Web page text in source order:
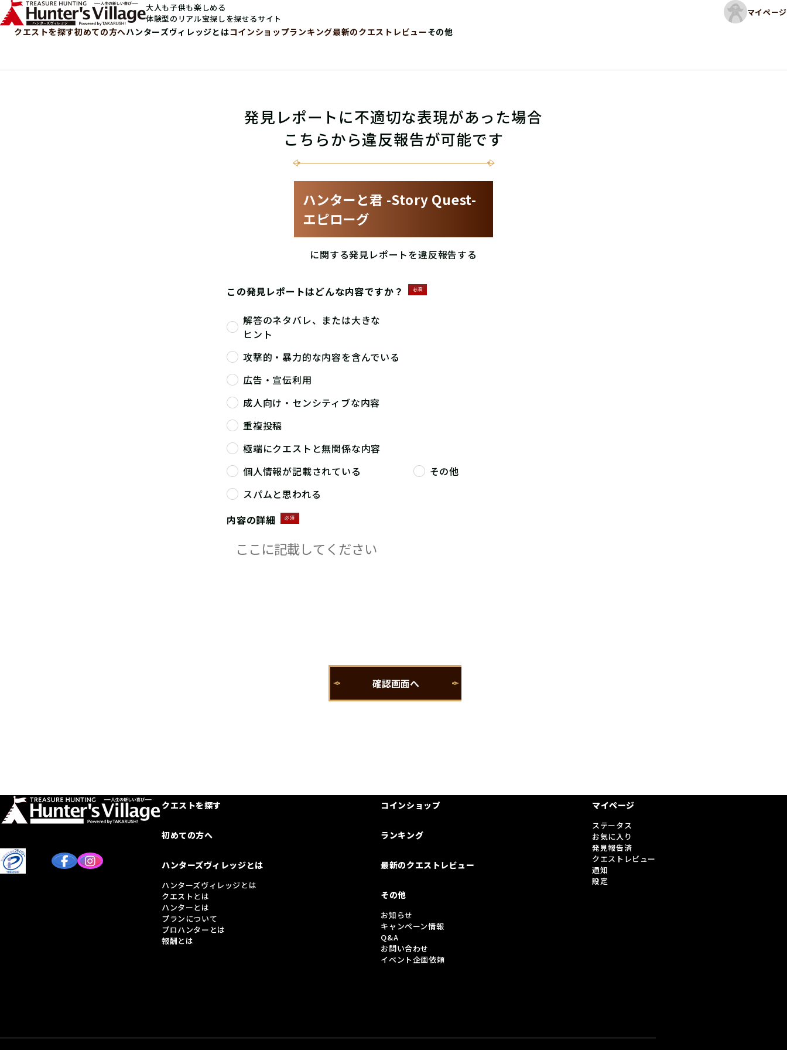
大人も子供も楽しめる
体験型のリアル宝探しを探せるサイト
マイページ
クエストを探す初めての方へハンターズヴィレッジとはコインショップランキング最新のクエストレビューその他
発見レポートに不適切な表現があった場合
こちらから違反報告が可能です
ハンターと君 -Story Quest-
エピローグ
に関する発見レポートを違反報告する
この発見レポートはどんな内容ですか？ 必須
解答のネタバレ、または大きな
ヒント
攻撃的・暴力的な内容を含んでいる
広告・宣伝利用
成人向け・センシティブな内容
重複投稿
極端にクエストと無関係な内容
個人情報が記載されている
その他
スパムと思われる
内容の詳細
必須
クエストを探す
初めての方へ
ハンターズヴィレッジとは
ハンターズヴィレッジとは
クエストとは
ハンターとは
プランについて
プロハンターとは
報酬とは
コインショップ
ランキング
最新のクエストレビュー
その他
お知らせ
キャンペーン情報
Q&A
お問い合わせ
イベント企画依頼
マイページ
ステータス
お気に入り
発見報告済
クエストレビュー
通知
設定